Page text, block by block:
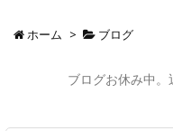
ホーム > ブログ
ブログお休み中